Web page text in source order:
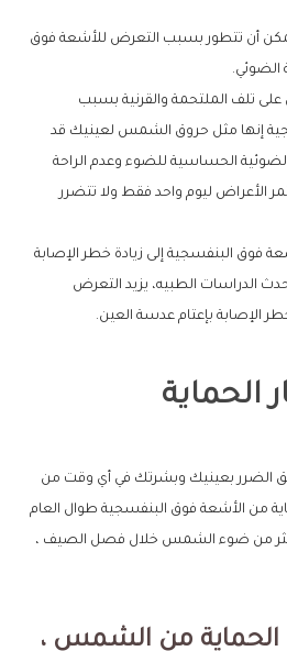
أن تتطور بسبب التعرض للأشعة فوق
الضوئي.
على تلف الملتحمة والقرنية بسبب
إنها مثل حروق الشمس لعينيك قد
الحساسية للضوء وعدم الراحة
الأعراض ليوم واحد فقط ولا تتضرر
فوق البنفسجية إلى زيادة خطر الإصابة
الدراسات الطبيه، يزيد التعرض
الإصابة بإعتام عدسة العين.
الحماية
الضرر بعينيك وبشرتك في أي وقت من
من الأشعة فوق البنفسجية طوال العام
أكثر من ضوء الشمس خلال فصل الصيف ،
الحماية من الشمس ،